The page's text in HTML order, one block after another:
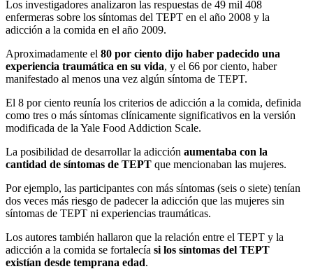
Los investigadores analizaron las respuestas de 49 mil 408
enfermeras sobre los síntomas del TEPT en el año 2008 y la
adicción a la comida en el año 2009.
Aproximadamente el 80 por ciento dijo haber padecido una
experiencia traumática en su vida, y el 66 por ciento, haber
manifestado al menos una vez algún síntoma de TEPT.
El 8 por ciento reunía los criterios de adicción a la comida, definida
como tres o más síntomas clínicamente significativos en la versión
modificada de la Yale Food Addiction Scale.
La posibilidad de desarrollar la adicción aumentaba con la
cantidad de síntomas de TEPT que mencionaban las mujeres.
Por ejemplo, las participantes con más síntomas (seis o siete) tenían
dos veces más riesgo de padecer la adicción que las mujeres sin
síntomas de TEPT ni experiencias traumáticas.
Los autores también hallaron que la relación entre el TEPT y la
adicción a la comida se fortalecía si los síntomas del TEPT
existían desde temprana edad.